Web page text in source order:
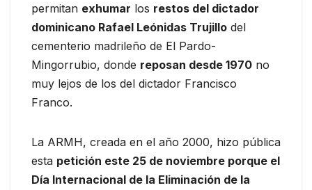
permitan exhumar los restos del dictador
dominicano Rafael Leónidas Trujillo del
cementerio madrileño de El Pardo-
Mingorrubio, donde reposan desde 1970 no
muy lejos de los del dictador Francisco
Franco.
La ARMH, creada en el año 2000, hizo pública
esta petición este 25 de noviembre porque el
Día Internacional de la Eliminación de la